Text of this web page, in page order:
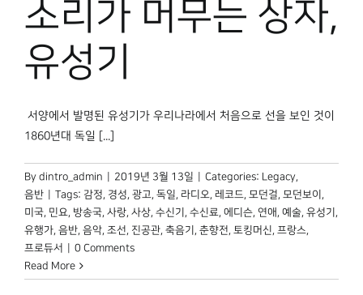
소리가 머무는 상자,
유성기
서양에서 발명된 유성기가 우리나라에서 처음으로 선을 보인 것이
1860년대 독일 [...]
By dintro_admin 2019년 3월 13일 Categories: Legacy
음반
Tags: 감정 경성 광고 독일 라디오 레코드 모던걸 모던보이
미국 민요 방송국 사랑 사상 수신기 수신료 에디슨 연애 예술 유성기
유행가 음반 음악 조선 진공관 축음기 춘향전 토킹머신 프랑스
프로듀서
0 Comments
Read More